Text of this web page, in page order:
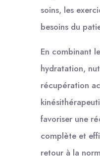
soins, les
besoins du
En combinant
hydratation,
récupération
favoriser une
complète et
retour à la